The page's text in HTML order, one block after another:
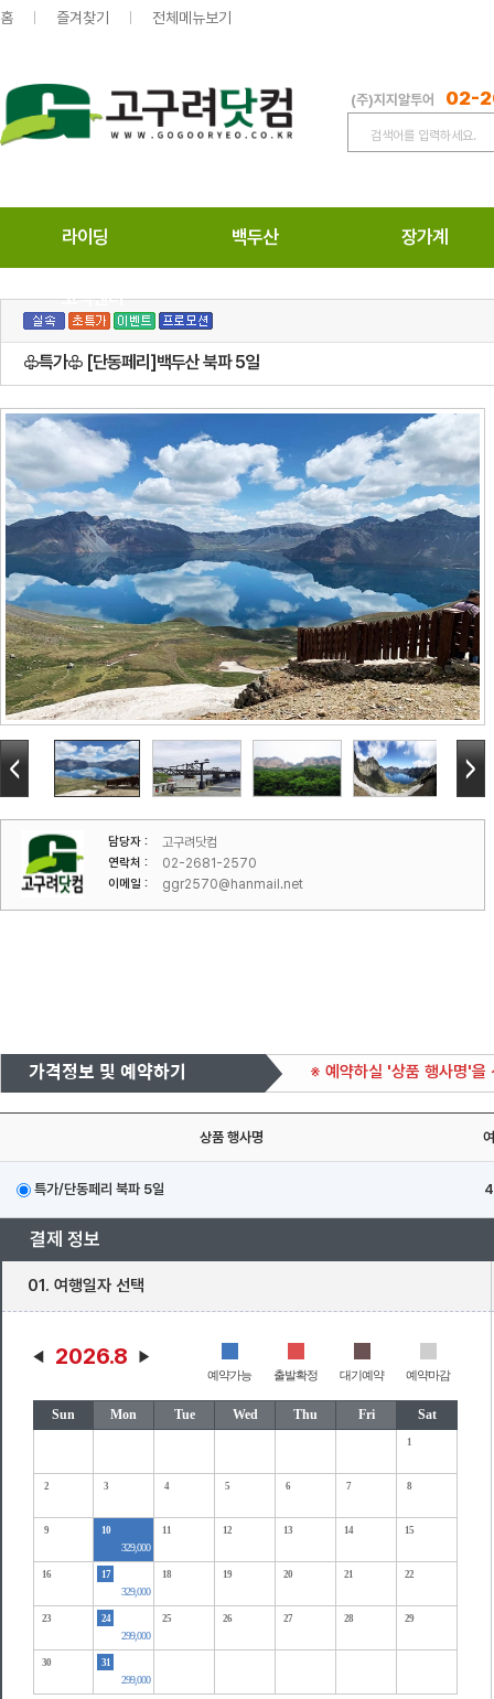
홈 즐겨찾기 전체메뉴보기
(주)지지알투어 02-
라이딩 백두산 장가계
고객센터
♧특가♧ [단동페리]백두산 북파 5일
담당자 : 고구려닷컴
연락처 : 02-2681-2570
이메일 : ggr2570@hanmail.net
가격정보 및 예약하기 ※ 예약하실 '상품 행사명'을
상품 행사명
특가/단동페리 북파 5일
결제 정보
01. 여행일자 선택
2026.8
예약가능 출발확정 대기예약 예약마감
Sun Mon Tue Wed Thu Fri Sat
1
2 3 4 5 6 7 8
9 10
329,000
11 12 13 14 15
16 17
329,000
18 19 20 21 22
23 24
299,000
25 26 27 28 29
30 31
299,000